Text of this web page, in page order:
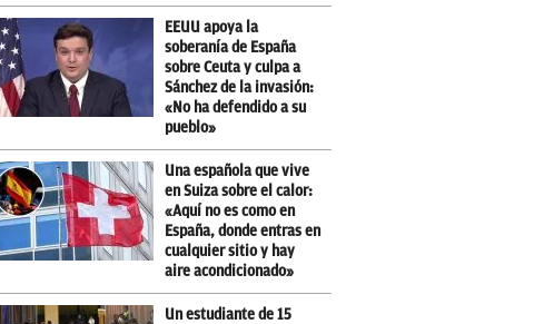
EEUU apoya la
soberanía de España
sobre Ceuta y culpa a
Sánchez de la invasión:
«No ha defendido a su
pueblo»
Una española que vive
en Suiza sobre el calor:
«Aquí no es como en
España, donde entras en
cualquier sitio y hay
aire acondicionado»
Un estudiante de 15